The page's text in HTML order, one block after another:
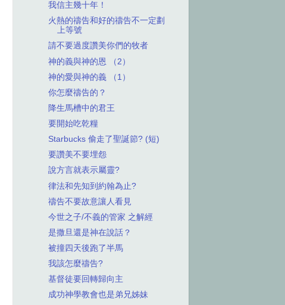
我信主幾十年！
火熱的禱告和好的禱告不一定劃
上等號
請不要過度讚美你們的牧者
神的義與神的恩 （2）
神的愛與神的義 （1）
你怎麼禱告的？
降生馬槽中的君王
要開始吃乾糧
Starbucks 偷走了聖誕節? (短)
要讚美不要埋怨
說方言就表示屬靈?
律法和先知到約翰為止?
禱告不要故意讓人看見
今世之子/不義的管家 之解經
是撒旦還是神在說話？
被撞四天後跑了半馬
我該怎麼禱告?
基督徒要回轉歸向主
成功神學教會也是弟兄姊妹